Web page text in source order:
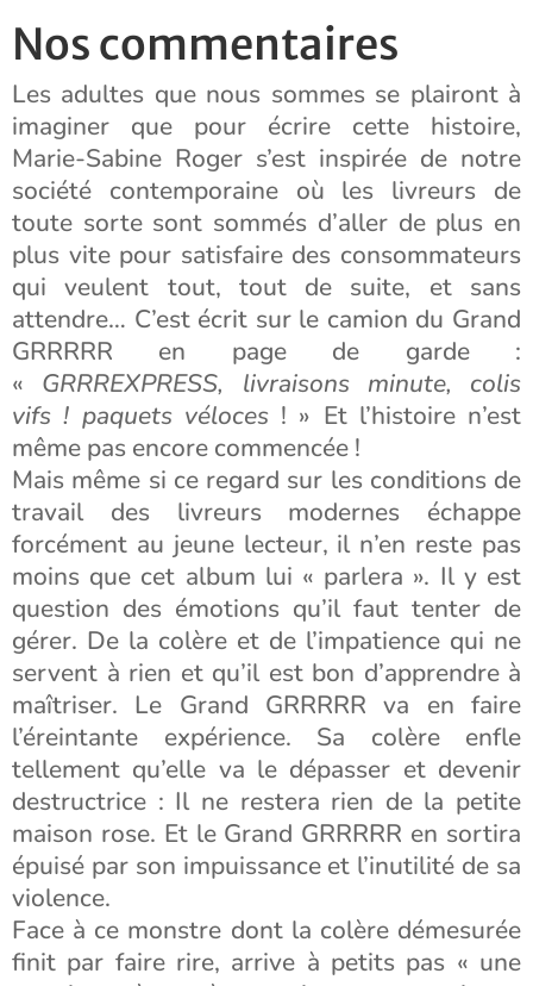
Nos commentaires
Les adultes que nous sommes se plairont à
imaginer que pour écrire cette histoire,
Marie-Sabine Roger s’est inspirée de notre
société contemporaine où les livreurs de
toute sorte sont sommés d’aller de plus en
plus vite pour satisfaire des consommateurs
qui veulent tout, tout de suite, et sans
attendre… C’est écrit sur le camion du Grand
GRRRRR en page de garde :
« GRRREXPRESS, livraisons minute, colis
vifs ! paquets véloces! » Et l’histoire n’est
même pas encore commencée !
Mais même si ce regard sur les conditions de
travail des livreurs modernes échappe
forcément au jeune lecteur, il n’en reste pas
moins que cet album lui « parlera ». Il y est
question des émotions qu’il faut tenter de
gérer. De la colère et de l’impatience qui ne
servent à rien et qu’il est bon d’apprendre à
maîtriser. Le Grand GRRRRR va en faire
l’éreintante expérience. Sa colère enfle
tellement qu’elle va le dépasser et devenir
destructrice : Il ne restera rien de la petite
maison rose. Et le Grand GRRRRR en sortira
épuisé par son impuissance et l’inutilité de sa
violence.
Face à ce monstre dont la colère démesurée
finit par faire rire, arrive à petits pas « une